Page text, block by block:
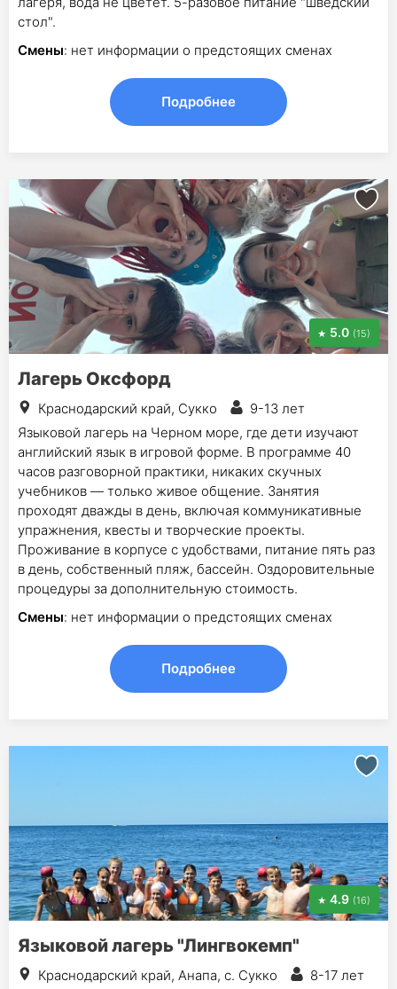
стол".
Смены: нет информации о предстоящих сменах
Подробнее
5.0 (15)
Лагерь Оксфорд
Краснодарский край, Сукко
9-13 лет
Языковой лагерь на Черном море, где дети изучают
английский язык в игровой форме. В программе 40
часов разговорной практики, никаких скучных
учебников — только живое общение. Занятия
проходят дважды в день, включая коммуникативные
упражнения, квесты и творческие проекты.
Проживание в корпусе с удобствами, питание пять раз
в день, собственный пляж, бассейн. Оздоровительные
процедуры за дополнительную стоимость.
Смены: нет информации о предстоящих сменах
Подробнее
4.9 (16)
Языковой лагерь "Лингвокемп"
Краснодарский край, Анапа, с. Сукко
8-17 лет